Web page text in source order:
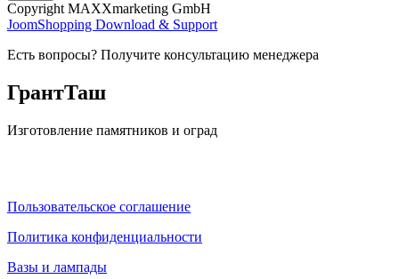
Copyright MAXXmarketing GmbH
JoomShopping Download & Support
Есть вопросы? Получите консультацию менеджера
ГрантТаш
Изготовление памятников и оград
Пользовательское соглашение
Политика конфиденциальности
Вазы и лампады